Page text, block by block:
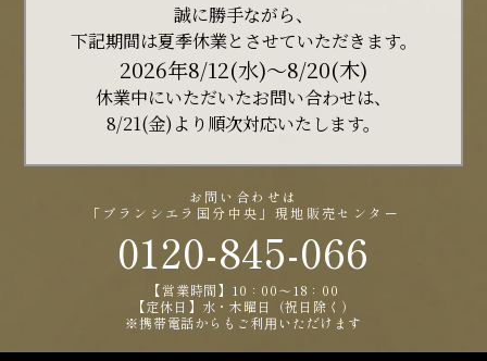
誠に勝手ながら、
下記期間は夏季休業とさせていただきます。
2026年8/12(水)～8/20(木)
休業中にいただいたお問い合わせは、
8/21(金)より順次対応いたします。
お問い合わせは
「ブランシエラ国分中央」現地販売センター
0120-845-066
【営業時間】10：00〜18：00
【定休日】水・木曜日（祝日除く）
※携帯電話からもご利⽤いただけます